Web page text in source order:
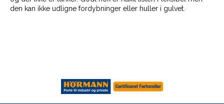
den kan ikke udligne fordybninger eller huller i gulvet.